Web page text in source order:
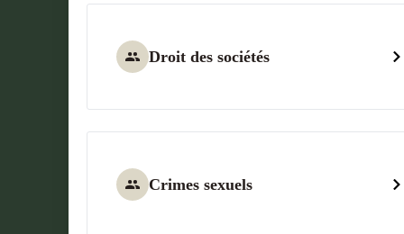
Droit des sociétés
Crimes sexuels